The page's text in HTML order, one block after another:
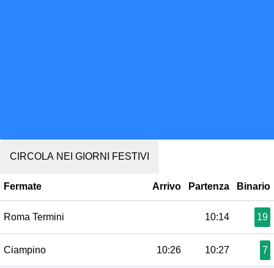
CIRCOLA NEI GIORNI FESTIVI
Fermate Arrivo Partenza Binario
Roma Termini 10:14 19
Ciampino 10:26 10:27 7